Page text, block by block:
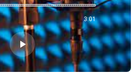
3:01
play_arrow